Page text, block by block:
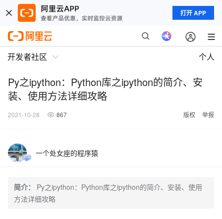
打开 APP
开发者社区 个人
Py之ipython：Python库之ipython的简介、安
装、使用方法详细攻略
2021-10-28 867 版权 举报
一个处女座的程序猿
简介：
Py之ipython：Python库之ipython的简介、安装、使用
方法详细攻略